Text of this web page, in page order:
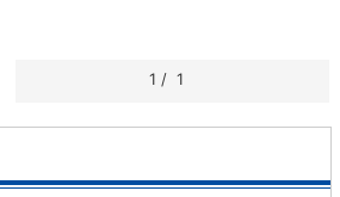
1 / 1